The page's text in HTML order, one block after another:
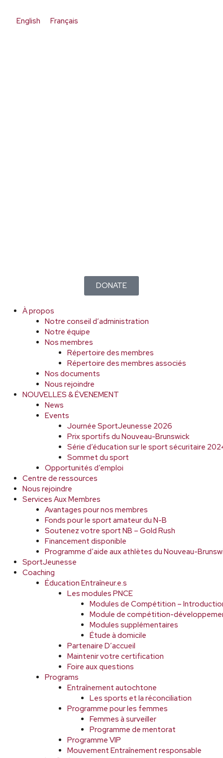
English Français
DONATE
À propos
Notre conseil d’administration
Notre équipe
Nos membres
Répertoire des membres
Répertoire des membres associés
Nos documents
Nous rejoindre
NOUVELLES & ÉVENEMENT
News
Events
Journée SportJeunesse 2026
Prix sportifs du Nouveau-Brunswick
Série d’éducation sur le sport sécuritaire
Sommet du sport
Opportunités d’emploi
Centre de ressources
Nous rejoindre
Services Aux Membres
Avantages pour nos membres
Fonds pour le sport amateur du N-B
Soutenez votre sport NB – Gold Rush
Financement disponible
Programme d’aide aux athlètes du Nouveau-
SportJeunesse
Coaching
Éducation Entraîneur.e.s
Les modules PNCE
Modules de Compétition –
Module de compétition-
Modules supplémentaires
Étude à domicile
Partenaire D’accueil
Maintenir votre certification
Foire aux questions
Programs
Entraînement autochtone
Les sports et la réconciliation
Programme pour les femmes
Femmes à surveiller
Programme de mentorat
Programme VIP
Mouvement Entraînement responsable